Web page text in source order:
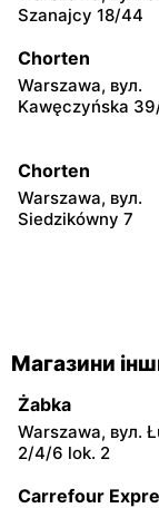
Szanajcy 18/44
Chorten
Warszawa, вул.
Kawęczyńska
Chorten
Warszawa, вул.
Siedzikówny 7
Chorten
Warszawa, вул.
Żymirskiego 7/
Chorten
6/18
Магазини
Żabka
Warszawa, вул.
2/4/6 lok. 2
Carrefour